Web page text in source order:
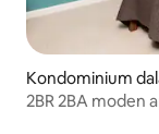
Kondominium
2BR 2BA moden